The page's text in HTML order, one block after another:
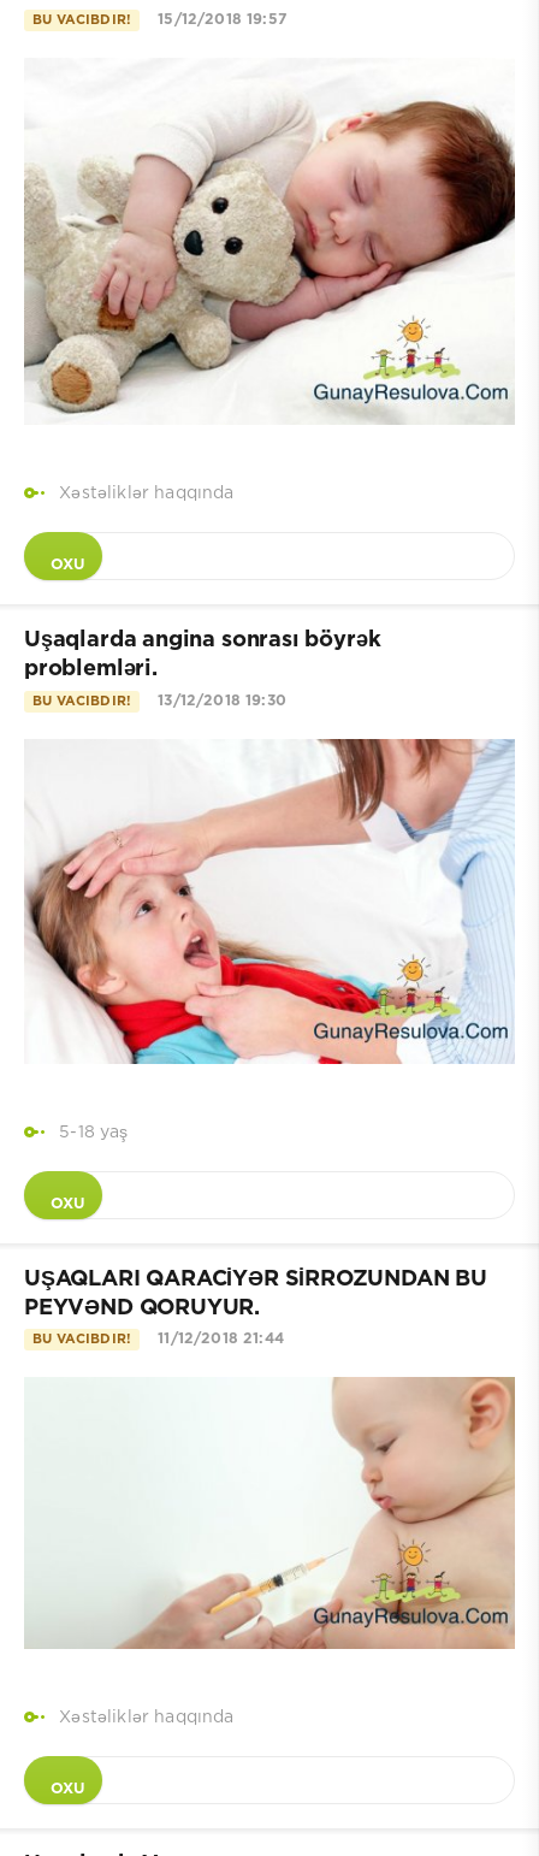
BU VACIBDIR! 15/12/2018 19:57
Xəstəliklər haqqında
OXU
Uşaqlarda angina sonrası böyrək
problemləri.
BU VACIBDIR! 13/12/2018 19:30
5-18 yaş
OXU
UŞAQLARI QARACİYƏR SİRROZUNDAN BU
PEYVƏND QORUYUR.
BU VACIBDIR! 11/12/2018 21:44
Xəstəliklər haqqında
OXU